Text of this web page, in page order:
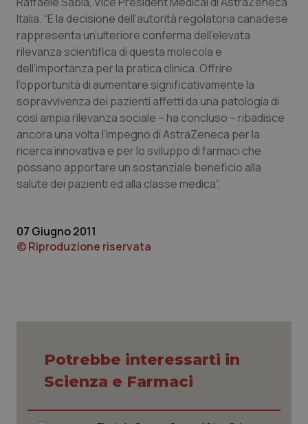
Lombardia
Marche
Molise
Piemonte
Provincia Autonoma di Bolzano
Puglia
Sicilia
Toscana
Umbria
Dolore
Donna & Salute
Epatiti
HIV
Infezioni & Febbre
Malattie rare
Neuroscienze & patologie neurodegenerative
Obesità
Oftalmologia
Italia. “E la decisione dell’autorità regolatoria canadese
rappresenta un’ulteriore conferma dell’elevata
rilevanza scientifica di questa molecola e
dell’importanza per la pratica clinica. Offrire
l’opportunità di aumentare significativamente la
sopravvivenza dei pazienti affetti da una patologia di
così ampia rilevanza sociale – ha concluso – ribadisce
ancora una volta l’impegno di AstraZeneca per la
ricerca innovativa e per lo sviluppo di farmaci che
possano apportare un sostanziale beneficio alla
salute dei pazienti ed alla classe medica”.
07 Giugno 2011
© Riproduzione riservata
Potrebbe interessarti in
Scienza e Farmaci